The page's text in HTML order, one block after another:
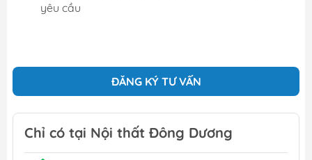
yêu cầu
ĐĂNG KÝ TƯ VẤN
Chỉ có tại Nội thất Đông Dương